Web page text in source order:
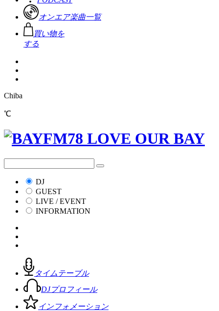
オンエア楽曲一覧
買い物を
する
Chiba
℃
DJ
GUEST
LIVE / EVENT
INFORMATION
タイムテーブル
DJプロフィール
インフォメーション